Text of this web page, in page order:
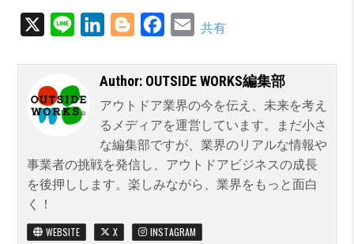
X
e
e
d
I
n
g
e
r
b
o
o
k
E
l
共有
Author: OUTSIDE WORKS編集部
アウトドア業界の今を伝え、未来を考え
るメディアを運営しています。まだ小さ
な編集部ですが、業界のリアルな情報や
事業者の挑戦を発信し、アウトドアビジネスの成長
を後押しします。楽しみながら、業界をもっと面白
く！
WEBSITE X INSTAGRAM